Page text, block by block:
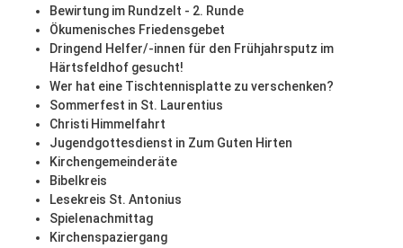
Bewirtung im Rundzelt - 2. Runde
Ökumenisches Friedensgebet
Dringend Helfer/-innen für den Frühjahrsputz im
Härtsfeldhof gesucht!
Wer hat eine Tischtennisplatte zu verschenken?
Sommerfest in St. Laurentius
Christi Himmelfahrt
Jugendgottesdienst in Zum Guten Hirten
Kirchengemeinderäte
Bibelkreis
Lesekreis St. Antonius
Spielenachmittag
Kirchenspaziergang